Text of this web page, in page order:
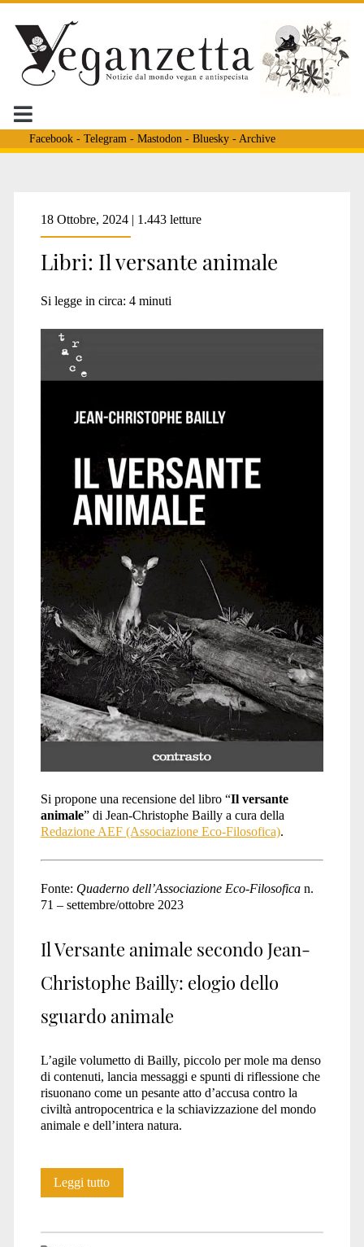
Facebook- Telegram - Mastodon - Bluesky- Archive
Tag:
<span>Enneadi</span>
18 Ottobre, 2024 | 1.443 letture
Libri: Il versante animale
Si legge in circa: 4 minuti
Si propone una recensione del libro “Il versante
animale” di Jean-Christophe Bailly a cura della
Redazione AEF (Associazione Eco-Filosofica).
Fonte: Quaderno dell’Associazione Eco-Filosofican.
71 – settembre/ottobre 2023
Il Versante animale secondo Jean-
Christophe Bailly: elogio dello
sguardo animale
L’agile volumetto di Bailly, piccolo per mole ma denso
di contenuti, lancia messaggi e spunti di riflessione che
risuonano come un pesante atto d’accusa contro la
civiltà antropocentrica e la schiavizzazione del mondo
animale e dell’intera natura.
Leggi tuttoLibri: